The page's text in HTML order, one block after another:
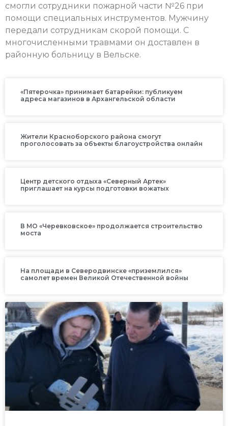
смогли сотрудники пожарной части №26 при
помощи специальных инструментов. Мужчину
передали сотрудникам скорой помощи. С
многочисленными травмами он доставлен в
районную больницу в Вельске.
«Пятерочка» принимает батарейки: публикуем
адреса магазинов в Архангельской области
Жители Красноборского района смогут
проголосовать за объекты благоустройства онлайн
Центр детского отдыха «Северный Артек»
приглашает на курсы подготовки вожатых
В МО «Черевковское» продолжается строительство
моста
На площади в Северодвинске «приземлился»
самолет времен Великой Отечественной войны